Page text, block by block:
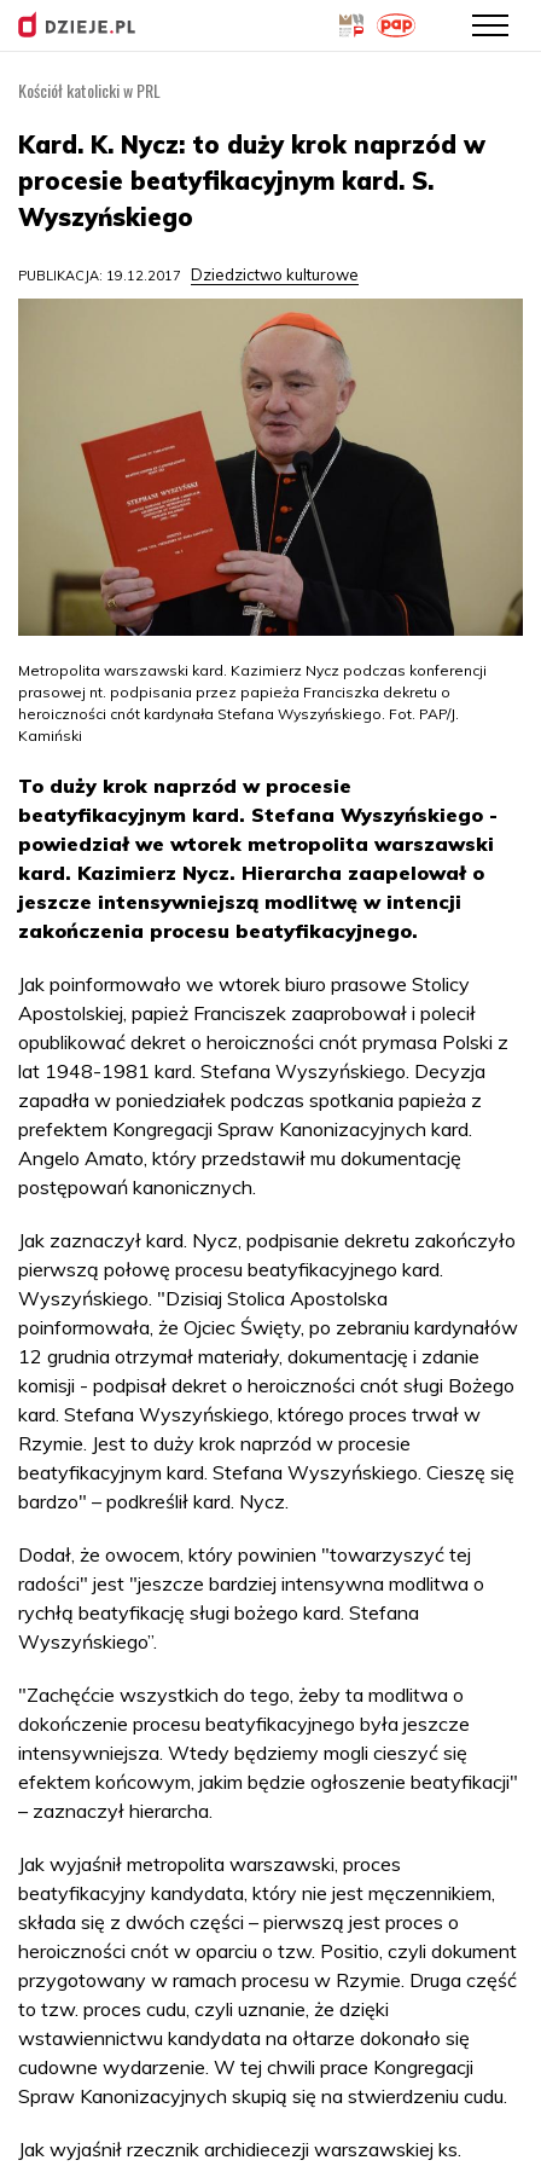
treści
Kościół katolicki w PRL
Kard. K. Nycz: to duży krok naprzód w
procesie beatyfikacyjnym kard. S.
Wyszyńskiego
PUBLIKACJA: 19.12.2017 Dziedzictwo kulturowe
Metropolita warszawski kard. Kazimierz Nycz podczas konferencji
prasowej nt. podpisania przez papieża Franciszka dekretu o
heroiczności cnót kardynała Stefana Wyszyńskiego. Fot. PAP/J.
Kamiński
To duży krok naprzód w procesie
beatyfikacyjnym kard. Stefana Wyszyńskiego -
powiedział we wtorek metropolita warszawski
kard. Kazimierz Nycz. Hierarcha zaapelował o
jeszcze intensywniejszą modlitwę w intencji
zakończenia procesu beatyfikacyjnego.
Jak poinformowało we wtorek biuro prasowe Stolicy
Apostolskiej, papież Franciszek zaaprobował i polecił
opublikować dekret o heroiczności cnót prymasa Polski z
lat 1948-1981 kard. Stefana Wyszyńskiego. Decyzja
zapadła w poniedziałek podczas spotkania papieża z
prefektem Kongregacji Spraw Kanonizacyjnych kard.
Angelo Amato, który przedstawił mu dokumentację
postępowań kanonicznych.
Jak zaznaczył kard. Nycz, podpisanie dekretu zakończyło
pierwszą połowę procesu beatyfikacyjnego kard.
Wyszyńskiego. "Dzisiaj Stolica Apostolska
poinformowała, że Ojciec Święty, po zebraniu kardynałów
12 grudnia otrzymał materiały, dokumentację i zdanie
komisji - podpisał dekret o heroiczności cnót sługi Bożego
kard. Stefana Wyszyńskiego, którego proces trwał w
Rzymie. Jest to duży krok naprzód w procesie
beatyfikacyjnym kard. Stefana Wyszyńskiego. Cieszę się
bardzo" – podkreślił kard. Nycz.
Dodał, że owocem, który powinien "towarzyszyć tej
radości" jest "jeszcze bardziej intensywna modlitwa o
rychłą beatyfikację sługi bożego kard. Stefana
Wyszyńskiego”.
"Zachęćcie wszystkich do tego, żeby ta modlitwa o
dokończenie procesu beatyfikacyjnego była jeszcze
intensywniejsza. Wtedy będziemy mogli cieszyć się
efektem końcowym, jakim będzie ogłoszenie beatyfikacji"
– zaznaczył hierarcha.
Jak wyjaśnił metropolita warszawski, proces
beatyfikacyjny kandydata, który nie jest męczennikiem,
składa się z dwóch części – pierwszą jest proces o
heroiczności cnót w oparciu o tzw. Positio, czyli dokument
przygotowany w ramach procesu w Rzymie. Druga część
to tzw. proces cudu, czyli uznanie, że dzięki
wstawiennictwu kandydata na ołtarze dokonało się
cudowne wydarzenie. W tej chwili prace Kongregacji
Spraw Kanonizacyjnych skupią się na stwierdzeniu cudu.
Jak wyjaśnił rzecznik archidiecezji warszawskiej ks.